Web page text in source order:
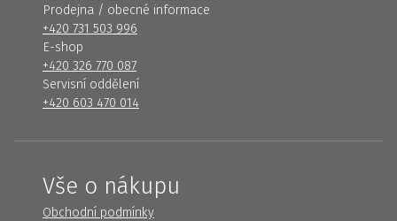
Prodejna / obecné informace
+420 731 503 996
E-shop
+420 326 770 087
Servisní oddělení
+420 603 470 014
Vše o nákupu
Obchodní podmínky